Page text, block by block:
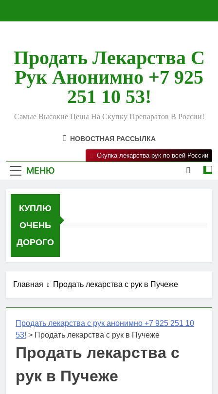
Продать Лекарства С
Рук Анонимно +7 925
251 10 53!
Самые Высокие Цены На Скупку Препаратов В России!
НОВОСТНАЯ РАССЫЛКА
МЕНЮ
Скупка лекарства рук по всей России
КУПЛЮ
ОЧЕНЬ
ДОРОГО
Главная Продать лекарства с рук в Пучеже
Продать лекарства с рук анонимно +7 925 251 10
53! > Продать лекарства с рук в Пучеже
Продать лекарства с
рук в Пучеже